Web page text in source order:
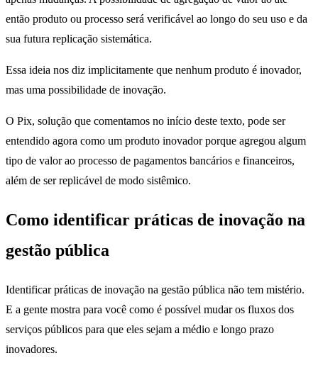
então produto ou processo será verificável ao longo do seu uso e da
sua futura replicação sistemática.
Essa ideia nos diz implicitamente que nenhum produto é inovador,
mas uma possibilidade de inovação.
O Pix, solução que comentamos no início deste texto, pode ser
entendido agora como um produto inovador porque agregou algum
tipo de valor ao processo de pagamentos bancários e financeiros,
além de ser replicável de modo sistêmico.
Como identificar práticas de inovação na
gestão pública
Identificar práticas de inovação na gestão pública não tem mistério.
E a gente mostra para você como é possível mudar os fluxos dos
serviços públicos para que eles sejam a médio e longo prazo
inovadores.